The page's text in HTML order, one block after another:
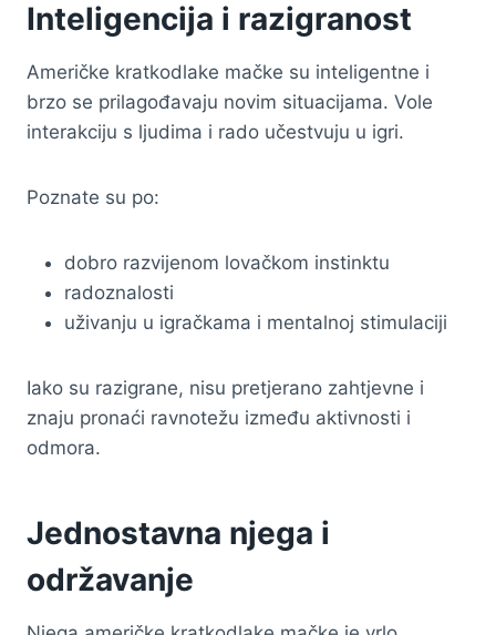
Inteligencija i razigranost
Američke kratkodlake mačke su inteligentne i
brzo se prilagođavaju novim situacijama. Vole
interakciju s ljudima i rado učestvuju u igri.
Poznate su po:
dobro razvijenom lovačkom instinktu
radoznalosti
uživanju u igračkama i mentalnoj stimulaciji
Iako su razigrane, nisu pretjerano zahtjevne i
znaju pronaći ravnotežu između aktivnosti i
odmora.
Jednostavna njega i
održavanje